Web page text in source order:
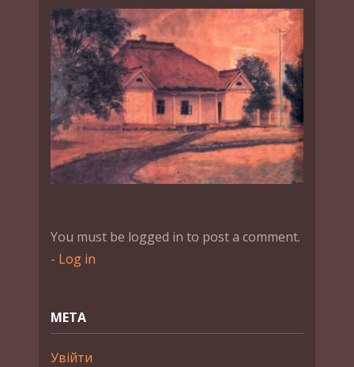
You must be logged in to post a comment.
- Log in
МЕТА
Увійти